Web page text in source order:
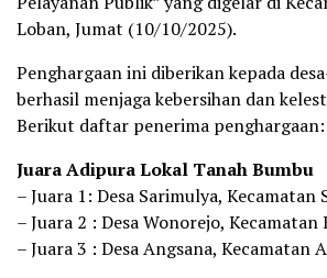
Loban, Jumat (10/10/2025).
Penghargaan ini diberikan kepada
berhasil menjaga kebersihan dan
Berikut daftar penerima penghargaan:
Juara Adipura Lokal Tanah Bumbu
– Juara 1: Desa Sarimulya, Kecamatan
– Juara 2 : Desa Wonorejo, Kecamatan
– Juara 3 : Desa Angsana, Kecamatan